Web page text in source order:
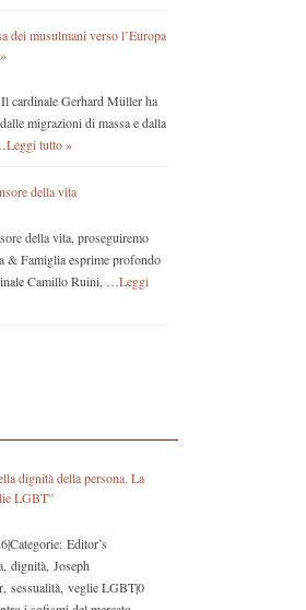
dei musulmani verso l’Europa
cardinale Gerhard Müller ha
migrazioni di massa e dalla
Leggi tutto »
della vita
della vita, proseguiremo
& Famiglia esprime profondo
Camillo Ruini, … Leggi
dignità della persona. La
LGBT”
Editor’s
dignità, Joseph
sessualità, veglie LGBT|0